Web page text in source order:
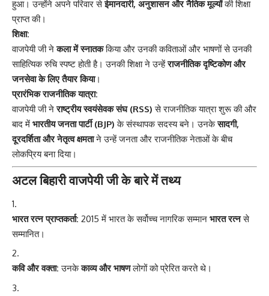
हुआ। उन्होंने अपने परिवार सेईमानदारी, अनुशासन और नैतिक मूल्योंकी शिक्षा
प्राप्त की।
शिक्षा:
वाजपेयी जी नेकला में स्नातककिया और उनकी कविताओं और भाषणों से उनकी
साहित्यिक रुचि स्पष्ट होती है। उनकी शिक्षा ने उन्हेंराजनीतिक दृष्टिकोण और
जनसेवा के लिए तैयार किया।
प्रारंभिक राजनीतिक यात्रा:
वाजपेयी जी नेराष्ट्रीय स्वयंसेवक संघ (RSS) से राजनीतिक यात्रा शुरू की और
बाद में भारतीय जनता पार्टी (BJP) के संस्थापक सदस्य बने। उनकेसादगी,
दूरदर्शिता और नेतृत्व क्षमताने उन्हें जनता और राजनीतिक नेताओं के बीच
लोकप्रिय बना दिया।
अटल बिहारी वाजपेयी जी के बारे में तथ्य
भारत रत्न प्राप्तकर्ता: 2015 में भारत के सर्वोच्च नागरिक सम्मान भारत रत्नसे
सम्मानित।
कवि और वक्ता: उनकेकाव्य और भाषणलोगों को प्रेरित करते थे।